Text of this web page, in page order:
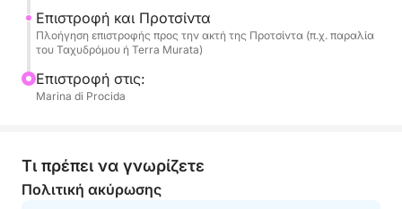
και μη αλκοολούχα ποτά, ιδανικό για να
απολαύσετε το ηλιοβασίλεμα πάνω από τον
Κόλπο. Η μέγιστη άνεση είναι εγγυημένη στο πλοίο,
με τουαλέτες, ένα αναζωογονητικό ντους και
ΤΟ ΚΟΣΤΟΣ ΚΑΥΣΙΜΩΝ ΓΙΑ ΑΥΤΗΝ ΤΗΝ ΕΜΠΕΙΡΙΑ
ΕΙΝΑΙ 200€
Επιστροφή και Προτσίντα
Πλοήγηση επιστροφής προς την ακτή της Προτσίντα (π.χ. παραλία
του Ταχυδρόμου ή Terra Murata)
Επιστροφή στις:
Marina di Procida
Τι πρέπει να γνωρίζετε
Πολιτική ακύρωσης